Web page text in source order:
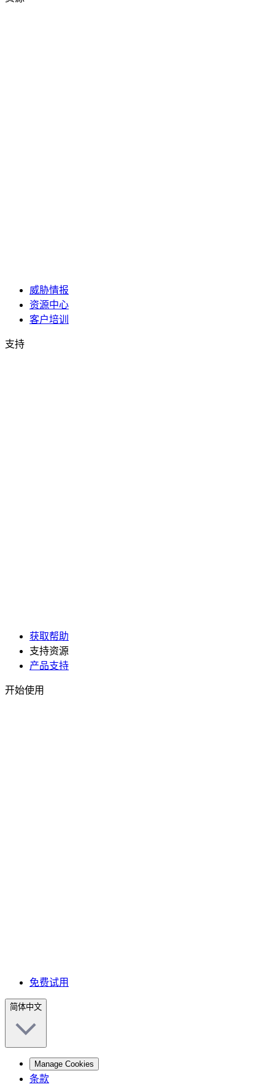
威胁情报
资源中心
客户培训
支持
获取帮助
支持资源
产品支持
开始使用
免费试用
简体中文
Manage Cookies
条款